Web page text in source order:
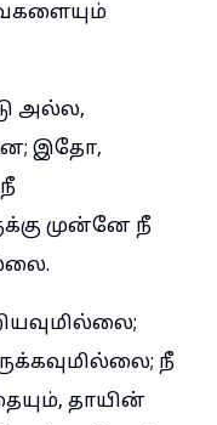
அல்ல,
இதோ,
முன்னே நீ
நீ
தாயின்